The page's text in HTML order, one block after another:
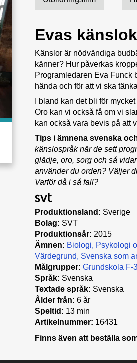
Evas
Känslor är nödvändiga
känner? Hur påverkas
Programledaren Eva Funck
hända och för att vi ska
I bland kan det bli för
Oro kan vi också få om vi
kan också vara bevis på att
Tips i ämnena svenska
känslospråk när de sett
glädje, oro, sorg och så
använder du orden? Väljer
Varför då i så fall?
Produktionsland: Sverige
Bolag: SVT
Produktionsår: 2015
Ämnen: Biologi Psykologi
Värdegrund
Svenska som
Målgrupper: Grundskola F-
Språk: Svenska
Textade språk: Svenska
Ålder från: 6 år
Speltid: 13 min
Artikelnummer: 16431
Finns även att beställa